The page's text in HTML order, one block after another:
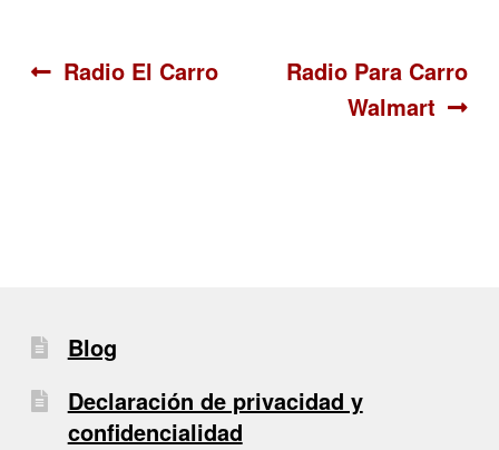
Navegación
Anterior:
Radio El Carro Siguiente:
Radio Para Carro
Walmart
Blog
Declaración de privacidad y
confidencialidad